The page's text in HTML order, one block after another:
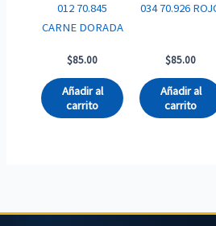
012 70.845
CARNE DORADA
$85.00
Añadir al
carrito
034 70.926
$85.00
Añadir al
carrito